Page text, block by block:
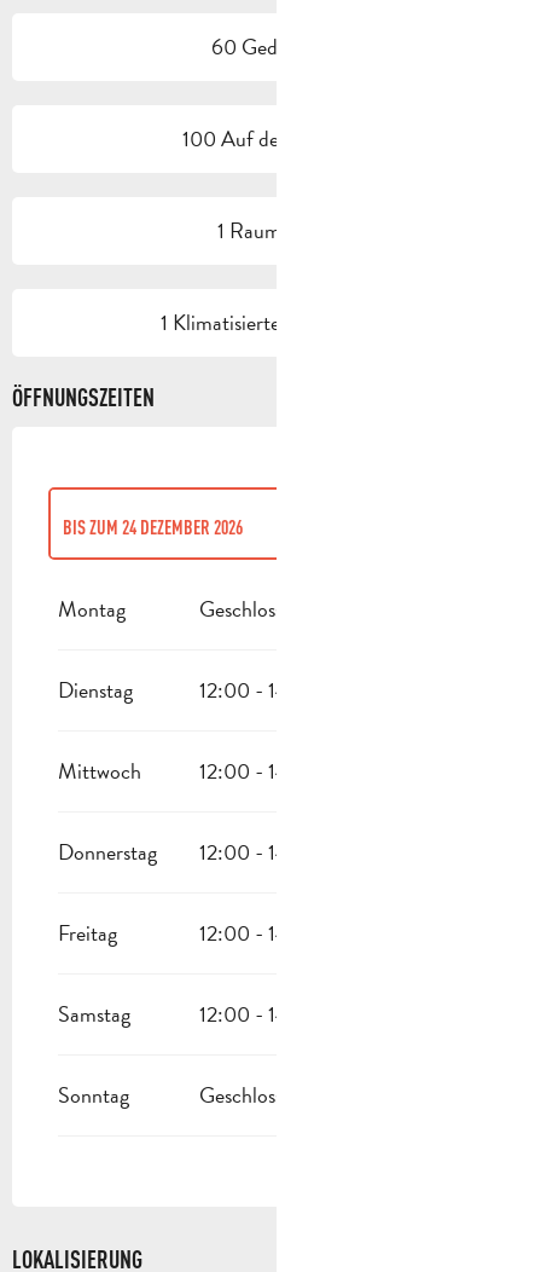
60 Gedeck(e)
100 Auf der Terrasse
1 Raum/Saal
1 Klimatisierte(r) Raum(e)
ÖFFNUNGSZEITEN
BIS ZUM 24 DEZEMBER 2026
VOM 26 DEZEMBER 2026 BIS ZUM
Montag Geschlossen
Dienstag 12:00 - 14:00
Mittwoch 12:00 - 14:00
Donnerstag 12:00 - 14:00
Freitag 12:00 - 14:00
Samstag 12:00 - 14:00
Sonntag Geschlossen
LOKALISIERUNG